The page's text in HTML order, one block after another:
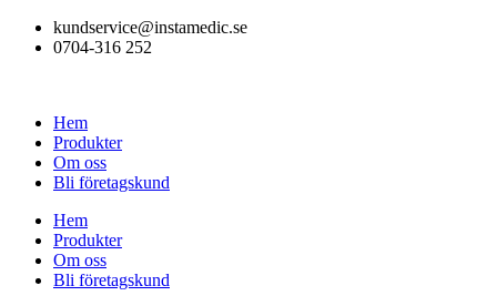
Hoppakundservice@instamedic.se
0704-316 252
Hem
Produkter
Om oss
Bli företagskund
Hem
Produkter
Om oss
Bli företagskund